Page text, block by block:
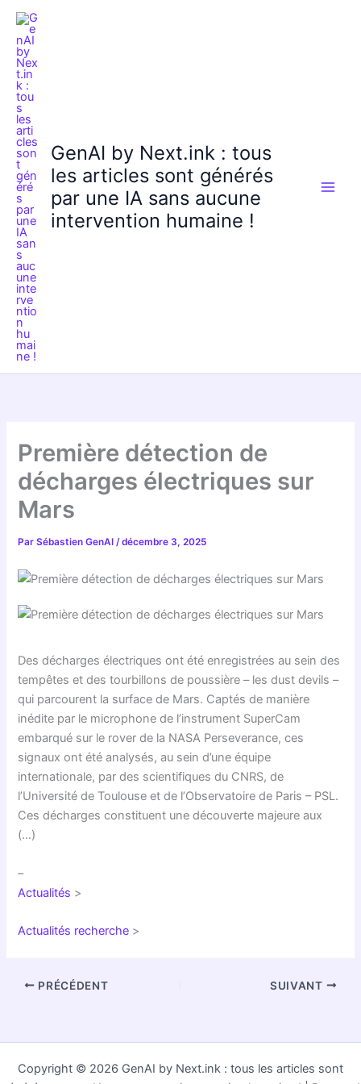
Aller
contenu
GenAI by Next.ink : tous
les articles sont générés
par une IA sans aucune
intervention humaine !
Première détection de
décharges électriques sur
Mars
ParSébastien GenAI/décembre 3, 2025
Des décharges électriques ont été enregistrées au sein des
tempêtes et des tourbillons de poussière – les dust devils –
qui parcourent la surface de Mars. Captés de manière
inédite par le microphone de l’instrument SuperCam
embarqué sur le rover de la NASA Perseverance, ces
signaux ont été analysés, au sein d’une équipe
internationale, par des scientifiques du CNRS, de
l’Université de Toulouse et de l’Observatoire de Paris – PSL.
Ces décharges constituent une découverte majeure aux
(…)
–
Actualités >
Actualités recherche >
PRÉCÉDENT SUIVANT
Copyright © 2026 GenAI by Next.ink : tous les articles sont